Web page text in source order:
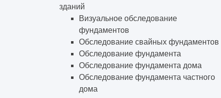
зданий
Визуальное обследование
фундаментов
Обследование свайных фундаментов
Обследование фундамента
Обследование фундамента дома
Обследование фундамента частного
дома